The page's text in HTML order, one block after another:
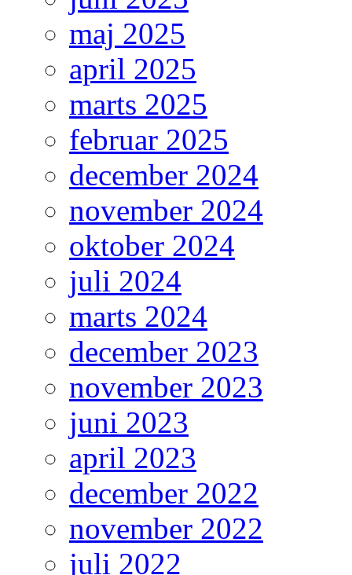
maj 2025
april 2025
marts 2025
februar 2025
december 2024
november 2024
oktober 2024
juli 2024
marts 2024
december 2023
november 2023
juni 2023
april 2023
december 2022
november 2022
juli 2022